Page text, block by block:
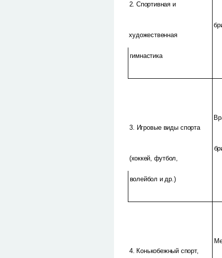
2. Спортивная и
художественная
гимнастика
3. Игровые виды спорта
(хоккей, футбол,
волейбол и др.)
4. Конькобежный спорт,